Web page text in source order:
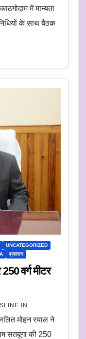
में मान्यता
के साथ बैठक
UNCATEGORIZED
प्रशासन
वर्ग मीटर
मोहन रयाल ने
सतबूंगा की 250